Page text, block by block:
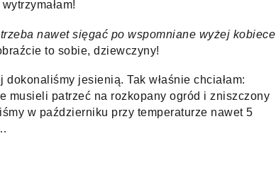
trzeba nawet sięgać po wspomniane wyżej kobiece
to sobie, dziewczyny!
jesienią. Tak właśnie chciałam:
musieli patrzeć na rozkopany ogród i zniszczony
w październiku przy temperaturze nawet 5